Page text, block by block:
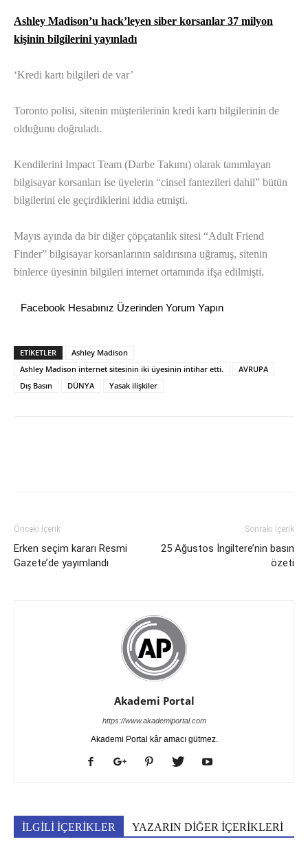
Ashley Madison’u hack’leyen siber korsanlar 37 milyon
kişinin bilgilerini yayınladı
‘Kredi kartı bilgileri de var’
Toronto polisi, sitenin müşterilerinin kredi kartı bilgilerinin de
olduğunu doğruladı.
Kendilerini Impact Team (Darbe Takımı) olarak tanımlayan
bilgisayar korsanları ise üyelerin “cinsel fantezileri dahil” bütün
bilgilerini ele geçirdiklerini iddia etmişti.
Mayıs ayında da bir diğer çöpçatanlık sitesi “Adult Friend
Finder” bilgisayar korsanlarının saldırısına uğramış, sitenin
binlerce üyesinin bilgileri internet ortamında ifşa edilmişti.
Facebook Hesabınız Üzerinden Yorum Yapın
ETİKETLER
Ashley Madison
Ashley Madison internet sitesinin iki üyesinin intihar etti.
AVRUPA
Dış Basın
DÜNYA Yasak ilişkiler
Önceki İçerik
Erken seçim kararı Resmi
Gazete’de yayımlandı
Sonraki İçerik
25 Ağustos İngiltere’nin basın
özeti
Akademi Portal
https://www.akademiportal.com
Akademi Portal kâr amacı gütmez.
İLGİLİ İÇERİKLER YAZARIN DİĞER İÇERİKLERİ